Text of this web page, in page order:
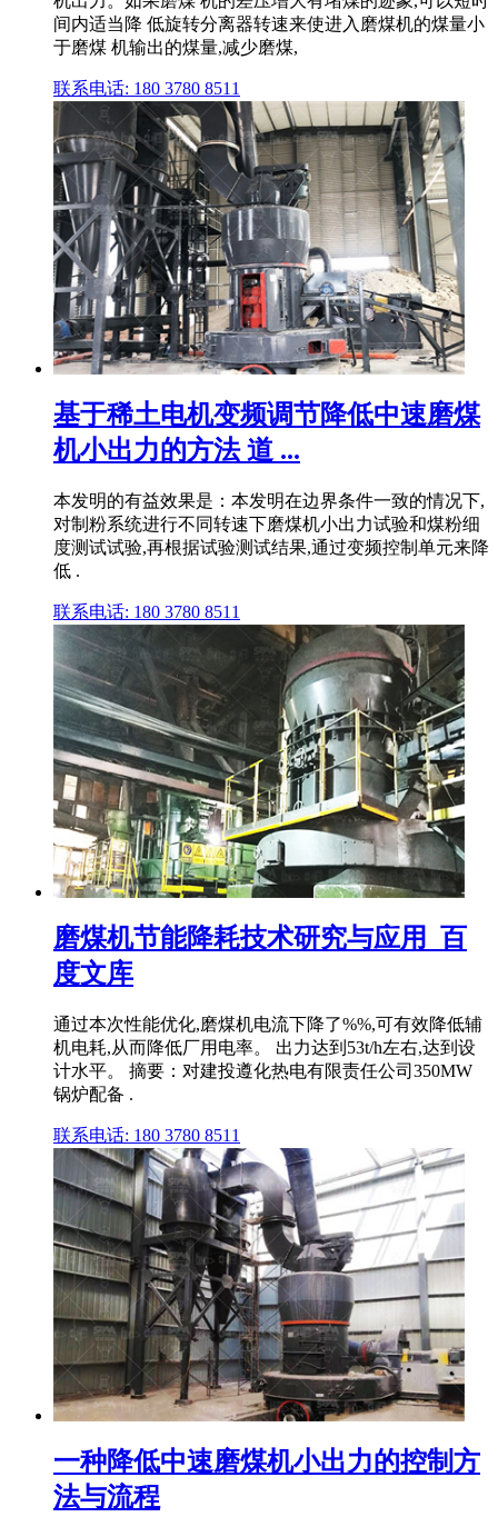
间内适当降 低旋转分离器转速来使进入磨煤机的煤量小
于磨煤 机输出的煤量,减少磨煤,
联系电话: 180 3780 8511
基于稀土电机变频调节降低中速磨煤
机小出力的方法 道 ...
本发明的有益效果是：本发明在边界条件一致的情况下,
对制粉系统进行不同转速下磨煤机小出力试验和煤粉细
度测试试验,再根据试验测试结果,通过变频控制单元来降
低 .
联系电话: 180 3780 8511
磨煤机节能降耗技术研究与应用_百
度文库
通过本次性能优化,磨煤机电流下降了%%,可有效降低辅
机电耗,从而降低厂用电率。 出力达到53t/h左右,达到设
计水平。 摘要：对建投遵化热电有限责任公司350MW
锅炉配备 .
联系电话: 180 3780 8511
一种降低中速磨煤机小出力的控制方
法与流程